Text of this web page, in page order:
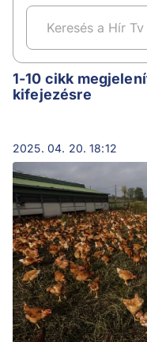
Vadállatok
1-10 cikk
kifejezésre
2025. 04. 20. 18:12